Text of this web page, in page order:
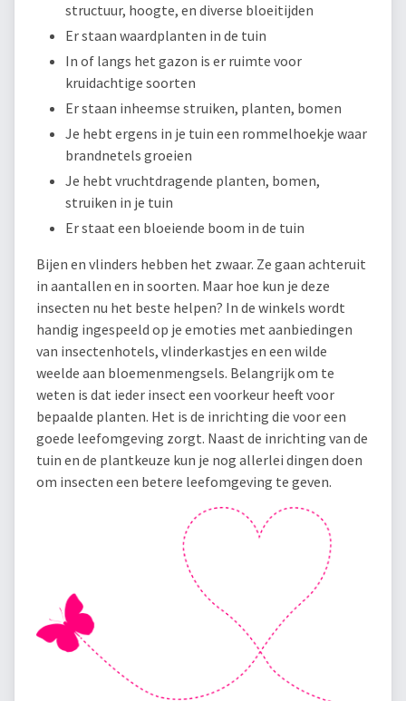
structuur, hoogte, en diverse bloeitijden
Er staan waardplanten in de tuin
In of langs het gazon is er ruimte voor
kruidachtige soorten
Er staan inheemse struiken, planten, bomen
Je hebt ergens in je tuin een rommelhoekje waar
brandnetels groeien
Je hebt vruchtdragende planten, bomen,
struiken in je tuin
Er staat een bloeiende boom in de tuin
Bijen en vlinders hebben het zwaar. Ze gaan achteruit
in aantallen en in soorten. Maar hoe kun je deze
insecten nu het beste helpen? In de winkels wordt
handig ingespeeld op je emoties met aanbiedingen
van insectenhotels, vlinderkastjes en een wilde
weelde aan bloemenmengsels. Belangrijk om te
weten is dat ieder insect een voorkeur heeft voor
bepaalde planten. Het is de inrichting die voor een
goede leefomgeving zorgt. Naast de inrichting van de
tuin en de plantkeuze kun je nog allerlei dingen doen
om insecten een betere leefomgeving te geven.